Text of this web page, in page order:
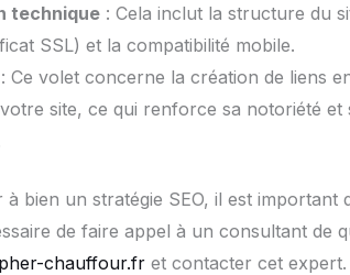
technique: Cela inclut la structure du
SSL) et la compatibilité mobile.
Ce volet concerne la création de liens
site, ce qui renforce sa notoriété et
bien un stratégie SEO, il est important
de faire appel à un consultant de
chauffour.fret contacter cet expert.